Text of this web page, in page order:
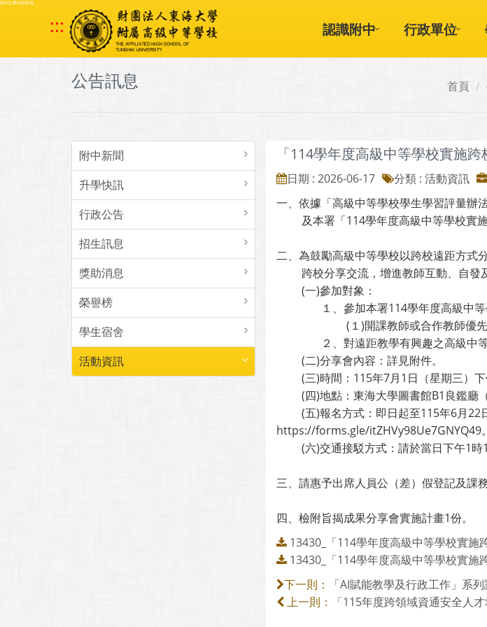
跳到主要內容區塊
::: 認識附中 行政單位
公告訊息 首頁
附中新聞
升學快訊
行政公告
招生訊息
獎助消息
榮譽榜
學生宿舍
活動資訊
「114學年度高級中等學校實施
日期 : 2026-06-17 分類 : 活動資訊
一、依據「高級中等學校學生學習評量辦
及本署「114學年度高級中等學校實施
二、為鼓勵高級中等學校以跨校遠距方式
跨校分享交流，增進教師互動、自發
(一)參加對象：
１、參加本署114學年度高級中等學
(１)開課教師或合作教師優先。(
２、對遠距教學有興趣之高級中等
(二)分享會內容：詳見附件。
(三)時間：115年7月1日（星期三）下
(四)地點：東海大學圖書館B1良鑑廳（
(五)報名方式：即日起至115年6月22
https://forms.gle/itZHVy98Ue7GNYQ49。
(六)交通接駁方式：請於當日下午1時
三、請惠予出席人員公（差）假登記及課務
四、檢附旨揭成果分享會實施計畫1份。
13430_「114學年度高級中等學校實
13430_「114學年度高級中等學校實
下一則： 「AI賦能教學及行政工作」系
上一則：
「115年度跨領域資通安全人